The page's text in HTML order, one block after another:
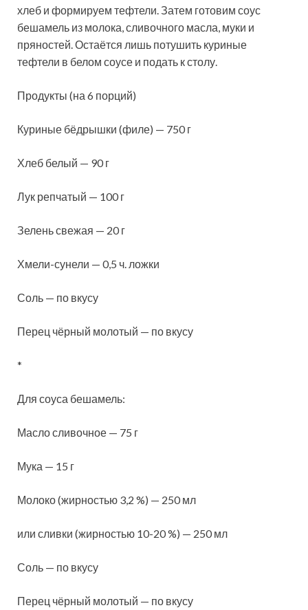
хлеб и формируем тефтели. Затем готовим соус
бешамель из молока, сливочного масла, муки и
пряностей. Остаётся лишь потушить куриные
тефтели в белом соусе и подать к столу.
Продукты (на 6 порций)
Куриные бёдрышки (филе) — 750 г
Хлеб белый — 90 г
Лук репчатый — 100 г
Зелень свежая — 20 г
Хмели-сунели — 0,5 ч. ложки
Соль — по вкусу
Перец чёрный молотый — по вкусу
*
Для соуса бешамель:
Масло сливочное — 75 г
Мука — 15 г
Молоко (жирностью 3,2 %) — 250 мл
или сливки (жирностью 10-20 %) — 250 мл
Соль — по вкусу
Перец чёрный молотый — по вкусу